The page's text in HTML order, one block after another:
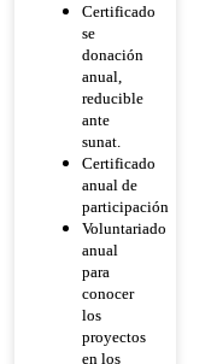
Certificado
se
donación
anual,
reducible
ante
sunat.
Certificado
anual de
participación
Voluntariado
anual
para
conocer
los
proyectos
en los